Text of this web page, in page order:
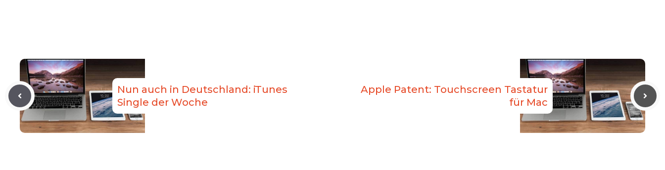
Nun auch in Deutschland: iTunes
Single der Woche
Apple Patent: Touchscreen Tastatur
für Mac